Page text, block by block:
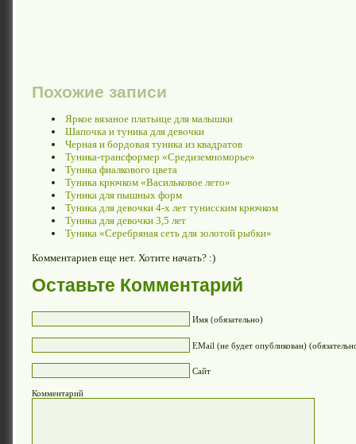
Похожие записи
Яркое вязаное платьице для малышки
Шапочка и туника для девочки
Черная и бордовая туника из квадратов
Туника-трансформер «Средиземноморье»
Туника фиалкового цвета
Туника крючком «Васильковое лето»
Туника для пышных форм
Туника для девочки 4-х лет тунисским крючком
Туника для девочки 3,5 лет
Туника «Серебряная сеть для золотой рыбки»
Комментариев еще нет. Хотите начать? :)
Оставьте Комментарий
Имя (обязательно)
EMail (не будет опубликован)
Сайт
Комментарий